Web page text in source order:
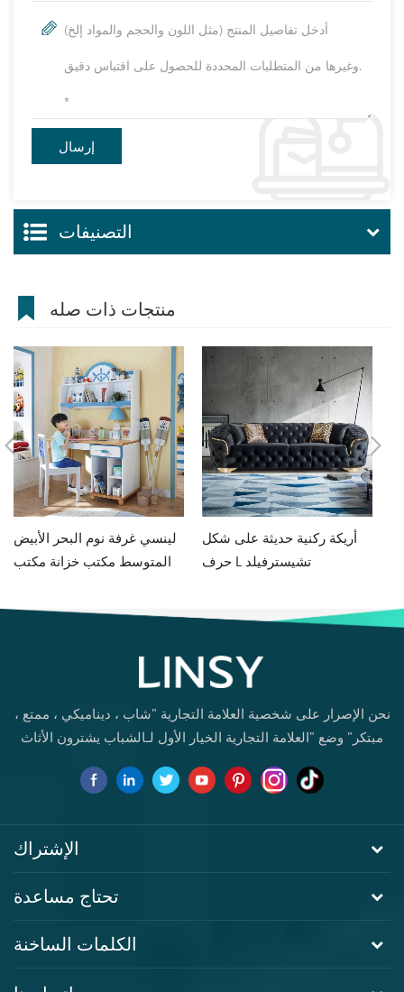
التصنيفات
منتجات ذات صله
لينسي غرفة نوم البحر الأبيض
المتوسط مكتب خزانة مكتب
أريكة ركنية حديثة على شكل
حرف L تشيسترفيلد
نحن الإصرار على شخصية العلامة التجارية "شاب ، ديناميكي ، ممتع ،
مبتكر" وضع "العلامة التجارية الخيار الأول لـالشباب يشترون الأثاث
الإشتراك
تحتاج مساعدة
الكلمات الساخنة